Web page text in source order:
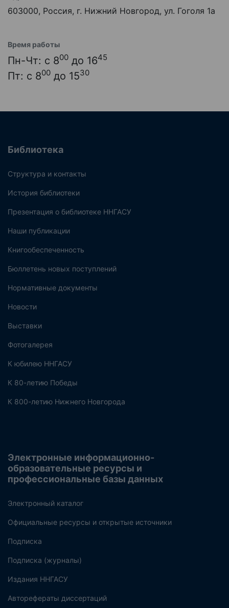
603000, Россия, г. Нижний Новгород, ул. Гоголя 1а
Время работы
Пн-Чт: с 800 до 1645
Пт: с 800 до 1530
Библиотека
Структура и контакты
История библиотеки
Презентация о библиотеке ННГАСУ
Наши публикации
Книгообеспеченность
Бюллетень новых поступлений
Нормативные документы
Новости
Выставки
Фотогалерея
К юбилею ННГАСУ
К 80-летию Победы
К 800-летию Нижнего Новгорода
Электронные информационно-
образовательные ресурсы и
профессиональные базы данных
Электронный каталог
Официальные ресурсы и открытые источники
Подписка
Подписка (журналы)
Издания ННГАСУ
Авторефераты диссертаций